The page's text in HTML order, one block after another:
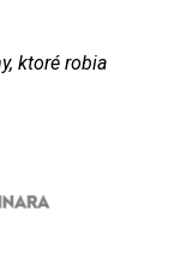
ktoré robia